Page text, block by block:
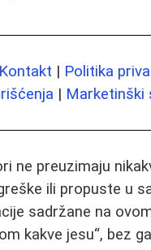
Kontakt | Politika
| Marketinški
ne preuzimaju
ili propuste u
sadržane na
kakve jesu“, bez